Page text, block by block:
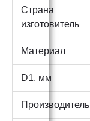
Страна
изготовитель
Материал
D1, мм
Производитель